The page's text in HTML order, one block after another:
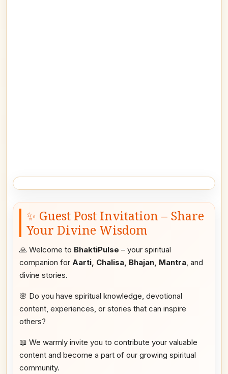
✨ Guest Post Invitation – Share
Your Divine Wisdom
🙏 Welcome to BhaktiPulse – your spiritual
companion for Aarti, Chalisa, Bhajan, Mantra, and
divine stories.
🌸 Do you have spiritual knowledge, devotional
content, experiences, or stories that can inspire
others?
📖 We warmly invite you to contribute your valuable
content and become a part of our growing spiritual
community.